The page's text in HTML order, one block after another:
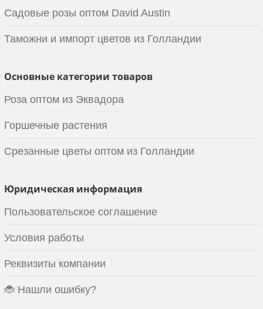
Садовые розы оптом David Austin
Таможни и импорт цветов из Голландии
Основные категории товаров
Роза оптом из Эквадора
Горшечные растения
Срезанные цветы оптом из Голландии
Юридическая информация
Пользовательское соглашение
Условия работы
Реквизиты компании
🐞 Нашли ошибку?